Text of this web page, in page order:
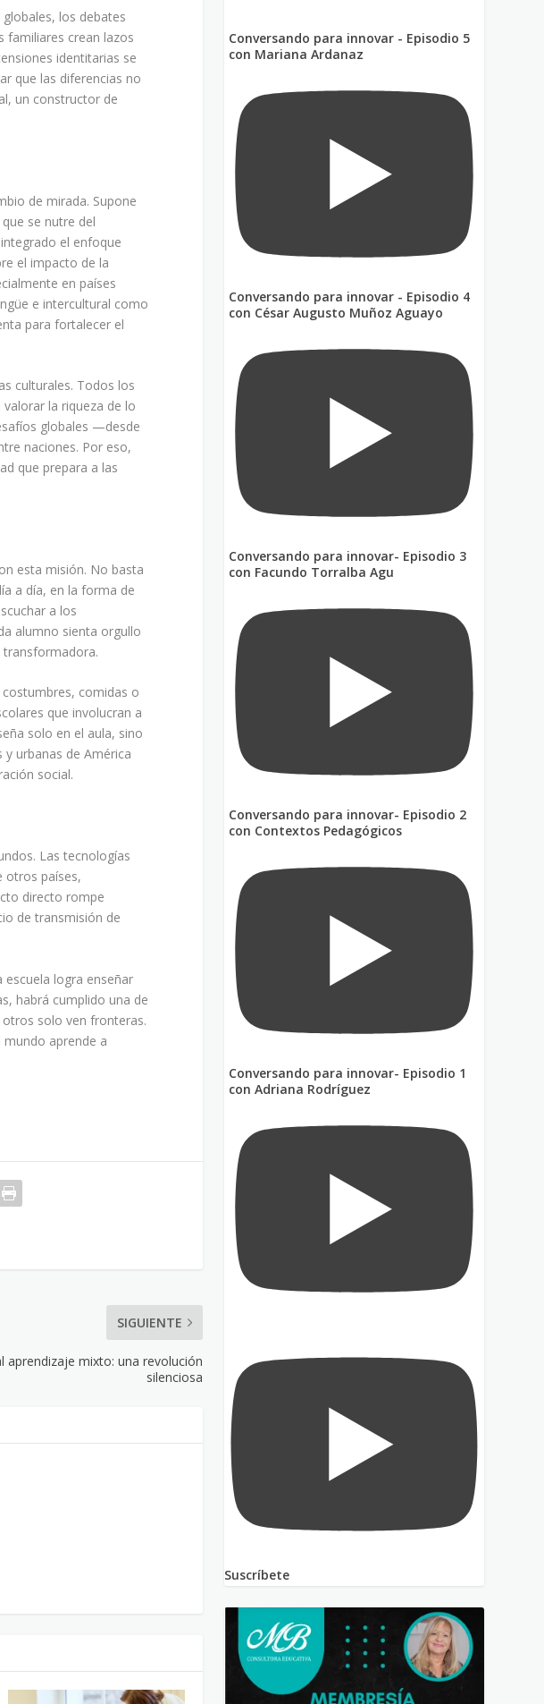
los debates
familiares crean lazos
identitarias se
que las diferencias no
un constructor de
de mirada. Supone
se nutre del
el enfoque
el impacto de la
en países
e intercultural como
para fortalecer el
culturales. Todos los
la riqueza de lo
globales —desde
naciones. Por eso,
que prepara a las
esta misión. No basta
a día, en la forma de
a los
alumno sienta orgullo
transformadora.
comidas o
que involucran a
solo en el aula, sino
urbanas de América
social.
Las tecnologías
otros países,
directo rompe
de transmisión de
escuela logra enseñar
habrá cumplido una de
solo ven fronteras.
aprende a
SIGUIENTE
aprendizaje mixto: una revolución
silenciosa
Conversando para innovar - Episodio 5
con Mariana Ardanaz
Conversando para innovar - Episodio 4
con César Augusto Muñoz Aguayo
Conversando para innovar- Episodio 3
con Facundo Torralba Agu
Conversando para innovar- Episodio 2
con Contextos Pedagógicos
Conversando para innovar- Episodio 1
con Adriana Rodríguez
Suscríbete